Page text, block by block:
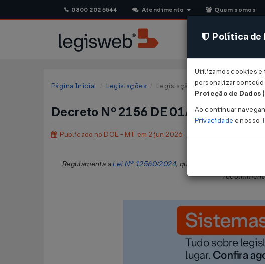
0800 202 5544 Atendimento Quem somos
Página Inicial Legislações Legislação Estadual - Mato
Decreto Nº 2156 DE 01/06/2026
Publicado no DOE - MT em 2 jun 2026
Regulamenta aLei Nº 12560/2024, que estabelece a
Política de
Utilizamos cookies e
personalizar
Proteção de Dados
Ao continuar
Privacidade e nosso